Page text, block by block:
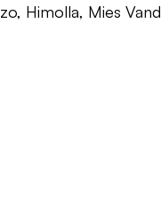
Himolla, Mies